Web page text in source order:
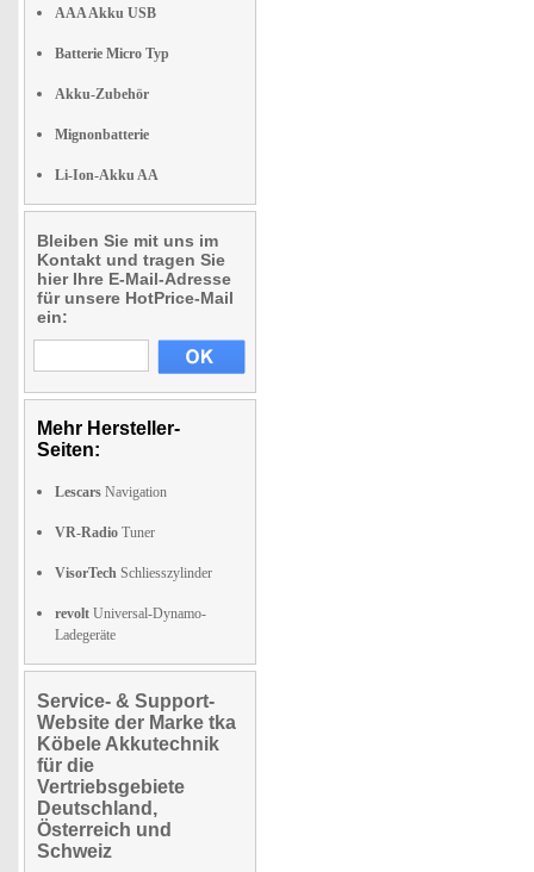
AAA Akku USB
Batterie Micro Typ
Akku-Zubehör
Mignonbatterie
Li-Ion-Akku AA
Bleiben Sie mit uns im
Kontakt und tragen Sie
hier Ihre E-Mail-Adresse
für unsere HotPrice-Mail
ein:
Mehr Hersteller-
Seiten:
Lescars Navigation
VR-Radio Tuner
VisorTech Schliesszylinder
revolt Universal-Dynamo-
Ladegeräte
Service- & Support-
Website der Marke tka
Köbele Akkutechnik
für die
Vertriebsgebiete
Deutschland,
Österreich und
Schweiz